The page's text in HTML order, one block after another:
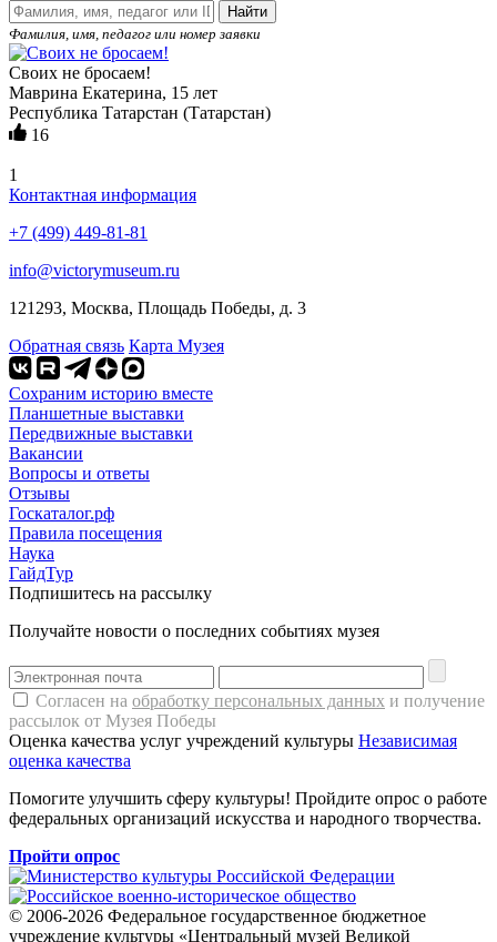
Найти
Фамилия, имя, педагог или номер заявки
Своих не бросаем!
Маврина Екатерина, 15 лет
Республика Татарстан (Татарстан)
16
1
Контактная информация
+7 (499) 449-81-81
info@victorymuseum.ru
121293, Москва, Площадь Победы, д. 3
Обратная связь Карта Музея
Сохраним историю вместе
Планшетные выставки
Передвижные выставки
Вакансии
Вопросы и ответы
Отзывы
Госкаталог.рф
Правила посещения
Наука
ГайдТур
Подпишитесь на рассылку
Получайте новости о последних событиях музея
Согласен на обработку персональных данных и получение
рассылок от Музея Победы
Оценка качества услуг учреждений культуры Независимая
оценка качества
Помогите улучшить сферу культуры! Пройдите опрос о работе
федеральных организаций искусства и народного творчества.
Пройти опрос
© 2006-2026 Федеральное государственное бюджетное
учреждение культуры «Центральный музей Великой